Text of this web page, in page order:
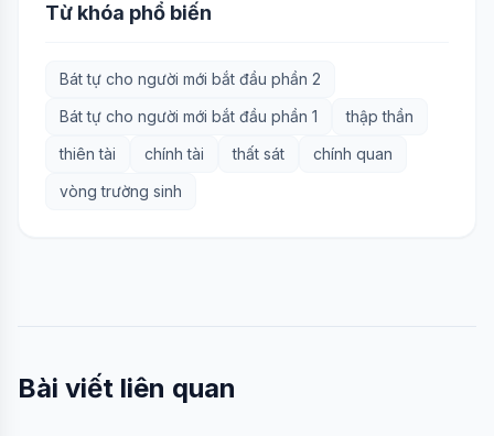
Từ khóa phổ biến
Bát tự cho người mới bắt đầu phần 2
Bát tự cho người mới bắt đầu phần 1
thập thần
thiên tài
chính tài thất sát
chính quan
vòng trường sinh
Bài viết liên quan